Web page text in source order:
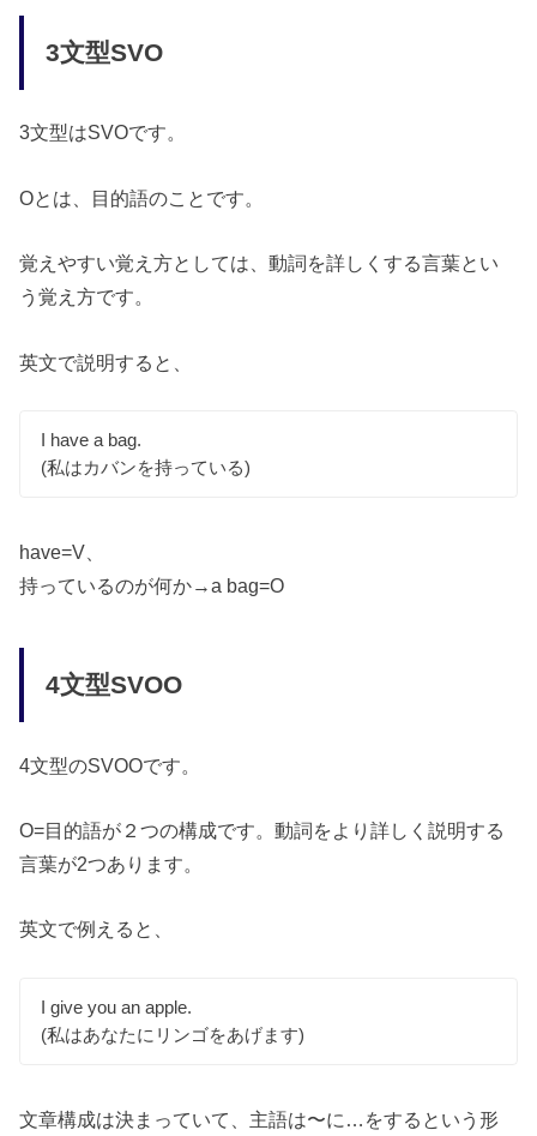
3文型SVO
3文型はSVOです。
Oとは、目的語のことです。
覚えやすい覚え方としては、動詞を詳しくする言葉とい
う覚え方です。
英文で説明すると、
I have a bag.
(私はカバンを持っている)
have=V、
持っているのが何か→a bag=O
4文型SVOO
4文型のSVOOです。
O=目的語が２つの構成です。動詞をより詳しく説明する
言葉が2つあります。
英文で例えると、
I give you an apple.
(私はあなたにリンゴをあげます)
文章構成は決まっていて、主語は〜に…をするという形